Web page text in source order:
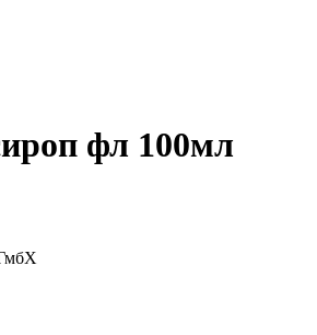
фл 100мл